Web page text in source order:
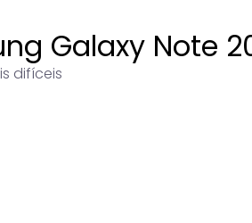
Galaxy Note
difíceis